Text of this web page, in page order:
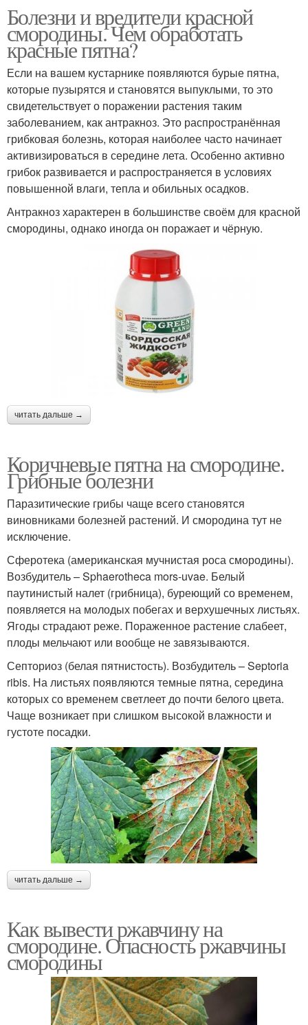
Болезни и вредители красной
смородины. Чем обработать
красные пятна?
Если на вашем кустарнике появляются бурые пятна,
которые пузырятся и становятся выпуклыми, то это
свидетельствует о поражении растения таким
заболеванием, как антракноз. Это распространённая
грибковая болезнь, которая наиболее часто начинает
активизироваться в середине лета. Особенно активно
грибок развивается и распространяется в условиях
повышенной влаги, тепла и обильных осадков.
Антракноз характерен в большинстве своём для красной
смородины, однако иногда он поражает и чёрную.
читать дальше →
Коричневые пятна на смородине.
Грибные болезни
Паразитические грибы чаще всего становятся
виновниками болезней растений. И смородина тут не
исключение.
Сферотека (американская мучнистая роса смородины).
Возбудитель – Sphaerotheca mors-uvae. Белый
паутинистый налет (грибница), буреющий со временем,
появляется на молодых побегах и верхушечных листьях.
Ягоды страдают реже. Пораженное растение слабеет,
плоды мельчают или вообще не завязываются.
Септориоз (белая пятнистость). Возбудитель – Septoria
ribis. На листьях появляются темные пятна, середина
которых со временем светлеет до почти белого цвета.
Чаще возникает при слишком высокой влажности и
густоте посадки.
читать дальше →
Как вывести ржавчину на
смородине. Опасность ржавчины
смородины